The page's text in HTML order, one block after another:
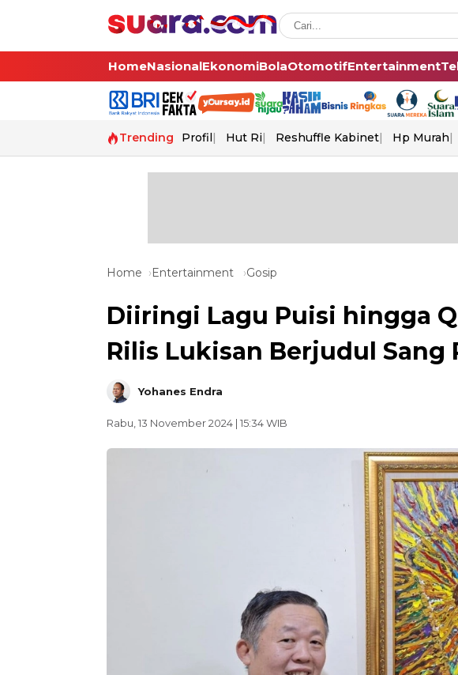
HomeNasionalEkonomiBolaOtomotifEntertainment
Trending Profil Hut Ri Reshuffle Kabinet Hp Murah
Home Entertainment Gosip
Diiringi Lagu Puisi hingga
Rilis Lukisan Berjudul Sang
Yohanes Endra
Rabu, 13 November 2024 | 15:34 WIB